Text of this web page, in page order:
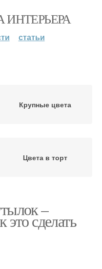
статьи
Крупные цвета
Цвета в торт
–
сделать